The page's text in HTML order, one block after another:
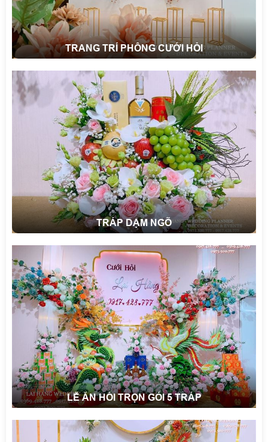
TRANG TRÍ PHÔNG CƯỚI HỎI
TRÁP DẠM NGÕ
LỄ ĂN HỎI TRỌN GÓI 5 TRÁP